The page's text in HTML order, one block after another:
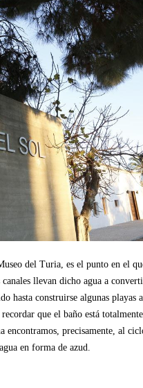
del Turia, es el punto en el
llevan dicho agua a
hasta construirse algunas playas
que el baño está
precisamente, al
en forma de azud.